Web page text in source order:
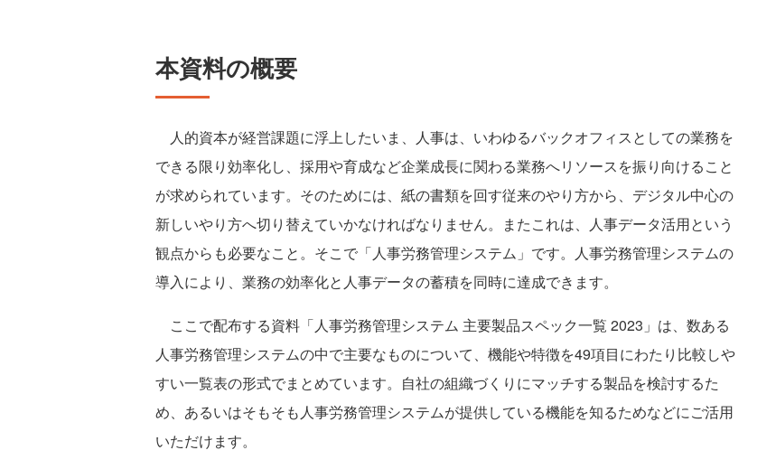
本資料の概要
人的資本が経営課題に浮上したいま、人事は、いわゆるバックオフィスとしての業務を
できる限り効率化し、採用や育成など企業成長に関わる業務へリソースを振り向けること
が求められています。そのためには、紙の書類を回す従来のやり方から、デジタル中心の
新しいやり方へ切り替えていかなければなりません。またこれは、人事データ活用という
観点からも必要なこと。そこで「人事労務管理システム」です。人事労務管理システムの
導入により、業務の効率化と人事データの蓄積を同時に達成できます。
ここで配布する資料「人事労務管理システム 主要製品スペック一覧 2023」は、数ある
人事労務管理システムの中で主要なものについて、機能や特徴を49項目にわたり比較しや
すい一覧表の形式でまとめています。自社の組織づくりにマッチする製品を検討するた
め、あるいはそもそも人事労務管理システムが提供している機能を知るためなどにご活用
いただけます。